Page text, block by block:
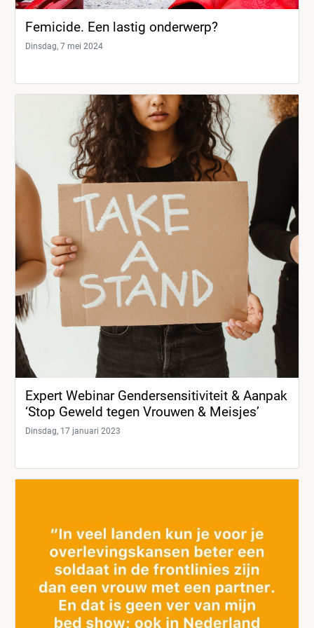
Femicide. Een lastig onderwerp?
Dinsdag, 7 mei 2024
Expert Webinar Gendersensitiviteit & Aanpak
‘Stop Geweld tegen Vrouwen & Meisjes’
Dinsdag, 17 januari 2023